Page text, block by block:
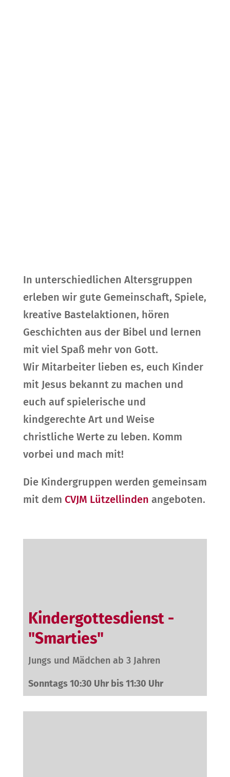
In unterschiedlichen Altersgruppen
erleben wir gute Gemeinschaft, Spiele,
kreative Bastelaktionen, hören
Geschichten aus der Bibel und lernen
mit viel Spaß mehr von Gott.
WirMitarbeiter lieben es, euch Kinder
mit Jesus bekannt zu machen und
euch auf spielerische und
kindgerechte Art und Weise
christliche Werte zu leben. Komm
vorbei und mach mit!
Die Kindergruppen werden gemeinsam
mit dem CVJM Lützellinden angeboten.
Kindergottesdienst -
"Smarties"
Jungs und Mädchen ab 3 Jahren
Sonntags 10:30 Uhr bis 11:30 Uhr